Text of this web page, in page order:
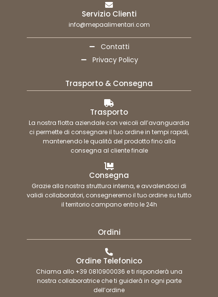
Servizio Clienti
info@mepaalimentari.com
Contatti
Privacy Policy
Trasporto & Consegna
Trasporto
La nostra flotta aziendale con veicoli all’avanguardia
ci permette di consegnare il tuo ordine in tempi rapidi,
mantenendo le qualità del prodotto fino alla
consegna al cliente finale
Consegna
Grazie alla nostra struttura interna, e avvalendoci di
validi collaboratori, consegneremo il tuo ordine su tutto
il territorio campano entro le 24h
Ordini
Ordine Telefonico
Chiama allo +39 0810900036 e ti risponderà una
nostra collaboratrice che ti guiderà in ogni parte
dell’ordine